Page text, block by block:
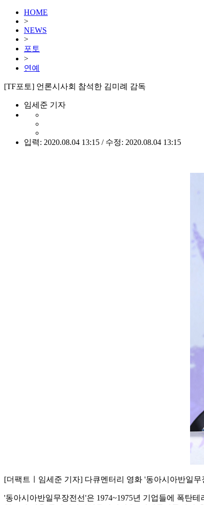
HOME
>
NEWS
>
포토
>
연예
[TF포토] 언론시사회 참석한 김미례 감독
임세준 기자
입력: 2020.08.04 13:15 / 수정: 2020.08.04 13:15
[더팩트ㅣ임세준 기자] 다큐멘터리 영화 '동아시아반일
'동아시아반일무장전선'은 1974~1975년 기업들에 폭탄